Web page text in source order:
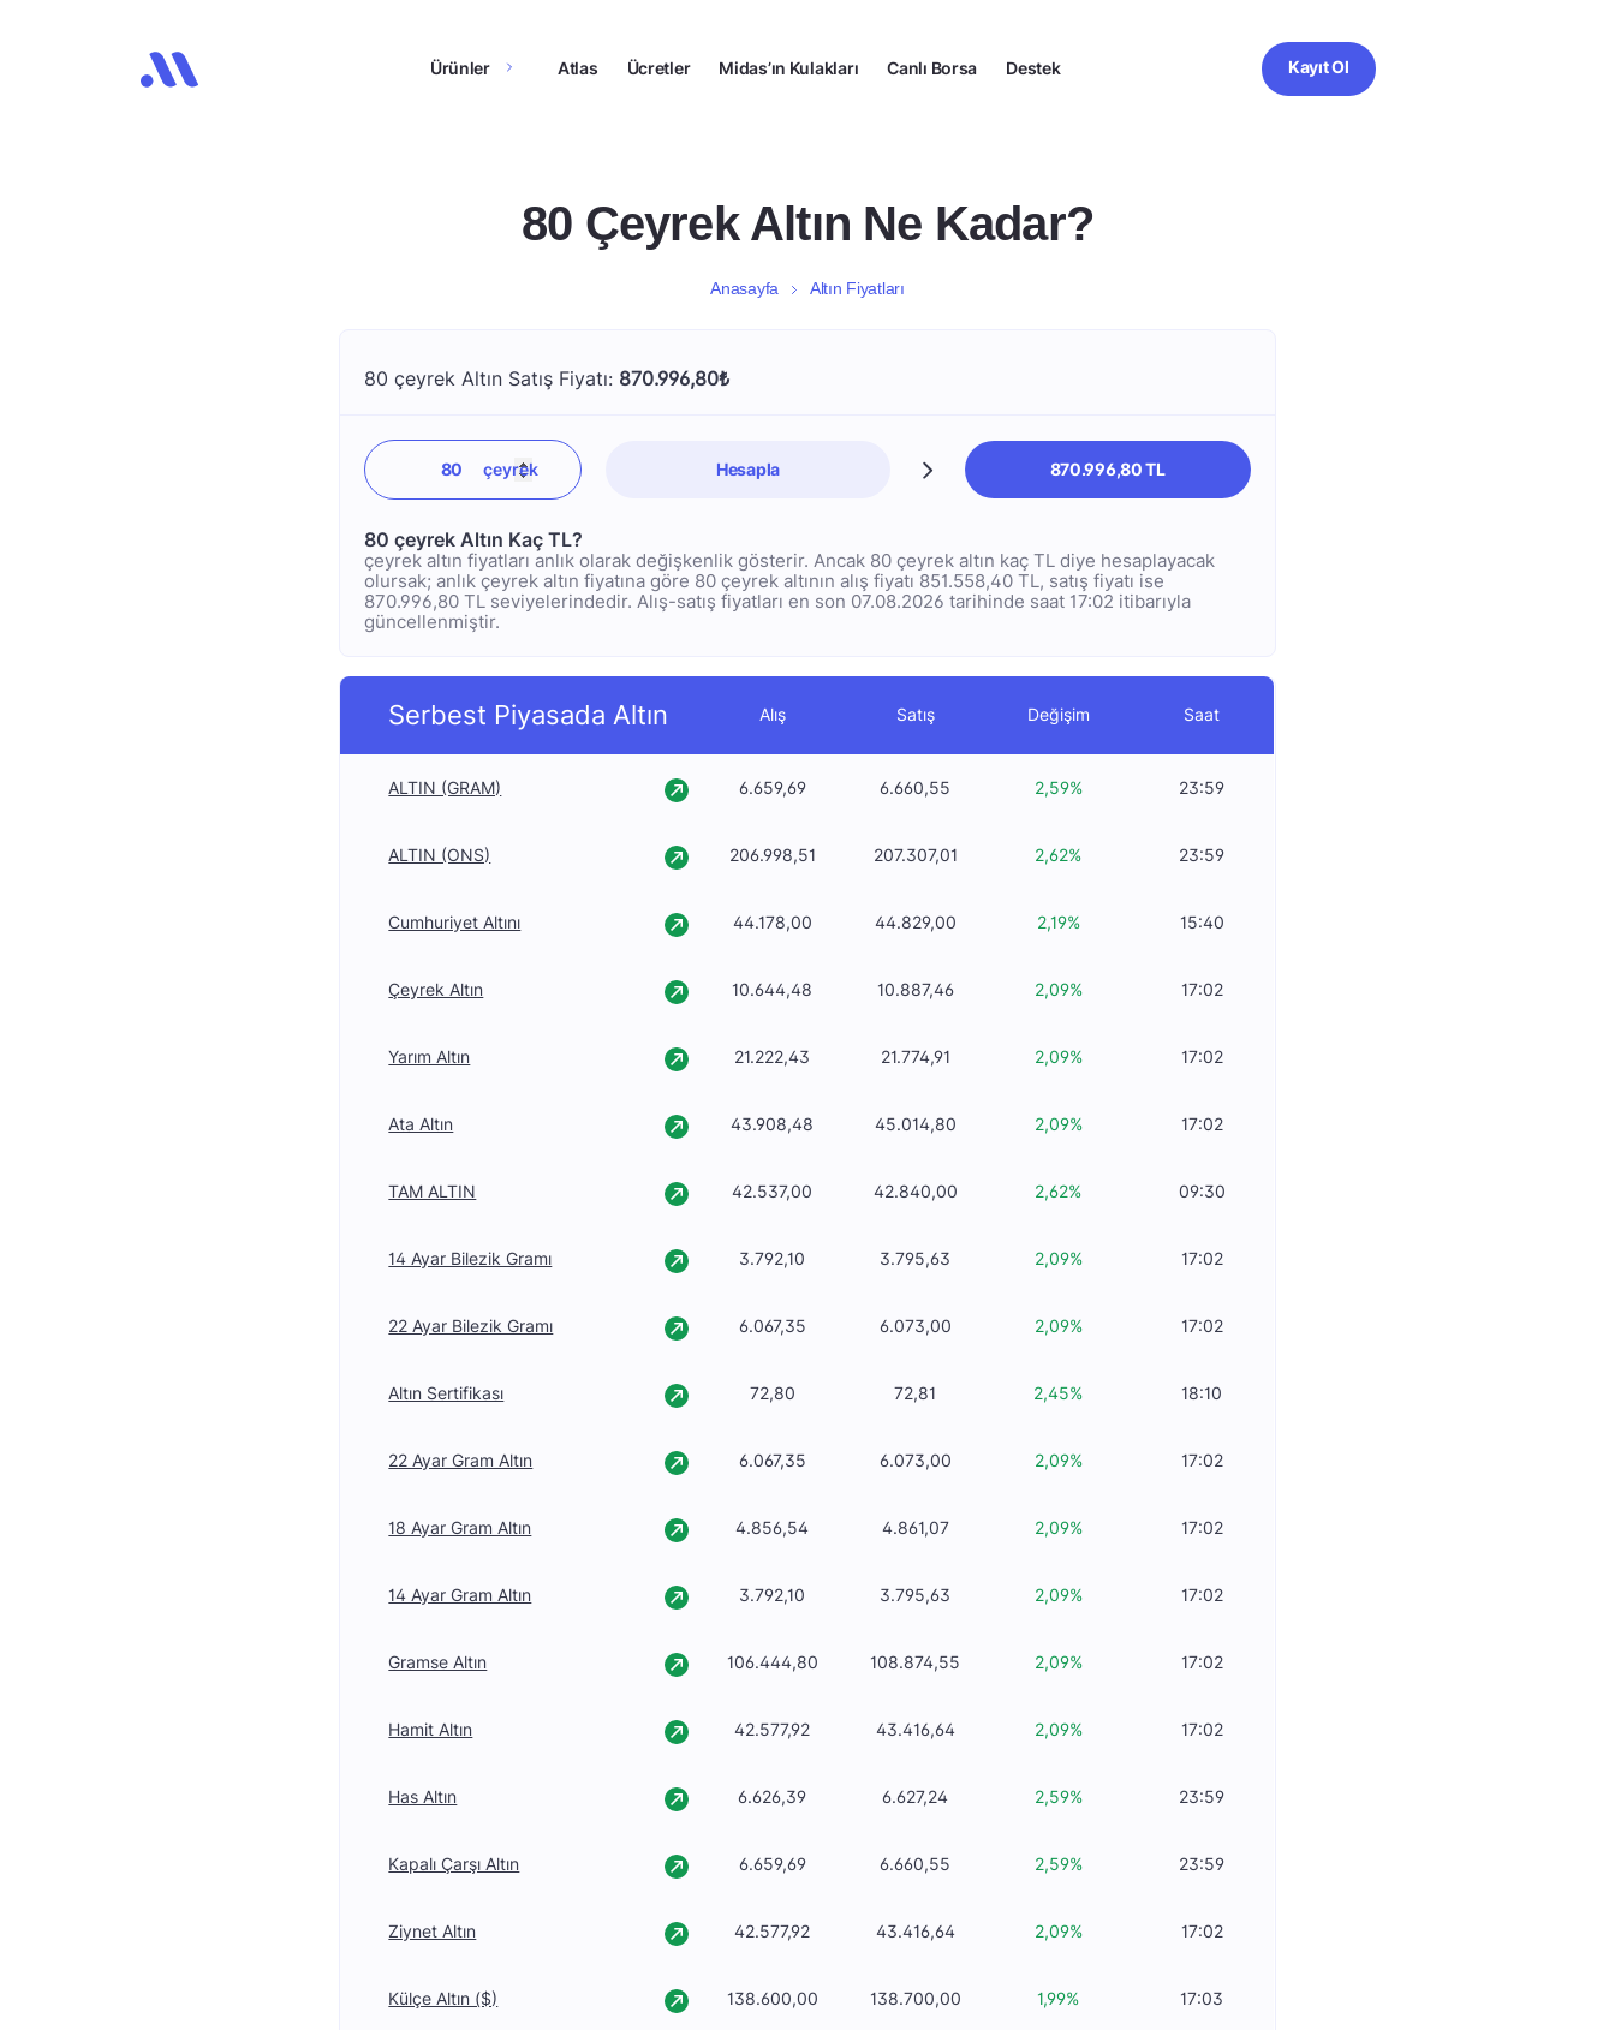
Ürünler Atlas Ücretler Midas’ın Kulakları Canlı Borsa Destek Kayıt Ol
80 Çeyrek Altın Ne Kadar?
Anasayfa Altın Fiyatları
80 çeyrek Altın Satış Fiyatı: 870.996,80₺
Hesapla 870.996,80 TL
80 çeyrek Altın Kaç TL?
çeyrek altın fiyatları anlık olarak değişkenlik gösterir. Ancak 80 çeyrek altın kaç TL diye hesaplayacak
olursak; anlık çeyrek altın fiyatına göre 80 çeyrek altının alış fiyatı 851.558,40 TL, satış fiyatı ise
870.996,80 TL seviyelerindedir. Alış-satış fiyatları en son 07.08.2026 tarihinde saat 17:02 itibarıyla
güncellenmiştir.
Serbest Piyasada Altın Alış Satış Değişim Saat
ALTIN (GRAM) 6.659,69 6.660,55 2,59% 23:59
ALTIN (ONS) 206.998,51 207.307,01 2,62% 23:59
Cumhuriyet Altını 44.178,00 44.829,00 2,19% 15:40
Çeyrek Altın 10.644,48 10.887,46 2,09% 17:02
Yarım Altın 21.222,43 21.774,91 2,09% 17:02
Ata Altın 43.908,48 45.014,80 2,09% 17:02
TAM ALTIN 42.537,00 42.840,00 2,62% 09:30
14 Ayar Bilezik Gramı 3.792,10 3.795,63 2,09% 17:02
22 Ayar Bilezik Gramı 6.067,35 6.073,00 2,09% 17:02
Altın Sertifikası 72,80 72,81 2,45% 18:10
22 Ayar Gram Altın 6.067,35 6.073,00 2,09% 17:02
18 Ayar Gram Altın 4.856,54 4.861,07 2,09% 17:02
14 Ayar Gram Altın 3.792,10 3.795,63 2,09% 17:02
Gramse Altın 106.444,80 108.874,55 2,09% 17:02
Hamit Altın 42.577,92 43.416,64 2,09% 17:02
Has Altın 6.626,39 6.627,24 2,59% 23:59
Kapalı Çarşı Altın 6.659,69 6.660,55 2,59% 23:59
Ziynet Altın 42.577,92 43.416,64 2,09% 17:02
Külçe Altın ($) 138.600,00 138.700,00 1,99% 17:03